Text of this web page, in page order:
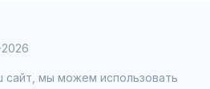
мы можем использовать